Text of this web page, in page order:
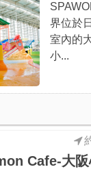
界位於
室內的
小...
Cafe-大